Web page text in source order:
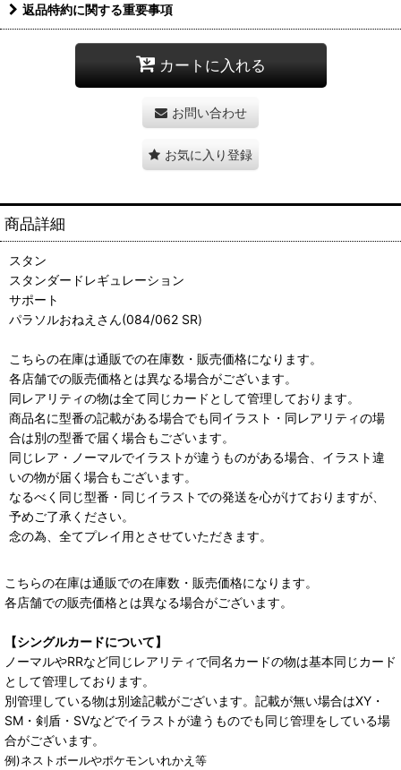
返品特約に関する重要事項
カートに入れる
お問い合わせ
お気に入り登録
商品詳細
スタン
スタンダードレギュレーション
サポート
パラソルおねえさん(084/062 SR)
こちらの在庫は通販での在庫数・販売価格になります。
各店舗での販売価格とは異なる場合がございます。
同レアリティの物は全て同じカードとして管理しております。
商品名に型番の記載がある場合でも同イラスト・同レアリティの場
合は別の型番で届く場合もございます。
同じレア・ノーマルでイラストが違うものがある場合、イラスト違
いの物が届く場合もございます。
なるべく同じ型番・同じイラストでの発送を心がけておりますが、
予めご了承ください。
念の為、全てプレイ用とさせていただきます。
こちらの在庫は通販での在庫数・販売価格になります。
各店舗での販売価格とは異なる場合がございます。
【シングルカードについて】
ノーマルやRRなど同じレアリティで同名カードの物は基本同じカード
として管理しております。
別管理している物は別途記載がございます。記載が無い場合はXY・
SM・剣盾・SVなどでイラストが違うものでも同じ管理をしている場
合がございます。
例)ネストボールやポケモンいれかえ等